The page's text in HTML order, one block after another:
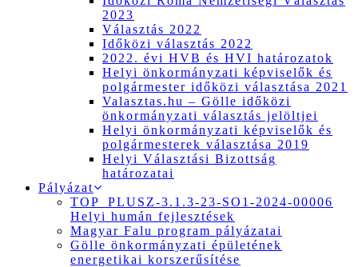
2023
Választás 2022
Időközi választás 2022
2022. évi HVB és HVI határozatok
Helyi önkormányzati képviselők és
polgármester időközi választása 2021
Valasztas.hu – Gölle időközi
önkormányzati választás jelöltjei
Helyi önkormányzati képviselők és
polgármesterek választása 2019
Helyi Választási Bizottság
határozatai
Pályázat
TOP_PLUSZ-3.1.3-23-SO1-2024-00006
Helyi humán fejlesztések
Magyar Falu program pályázatai
Gölle önkormányzati épületének
energetikai korszerűsítése